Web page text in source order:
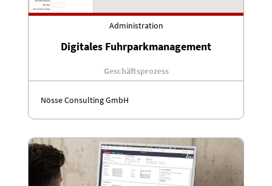
Administration
Digitales Fuhrparkmanagement
Geschäftsprozess
Nösse Consulting GmbH